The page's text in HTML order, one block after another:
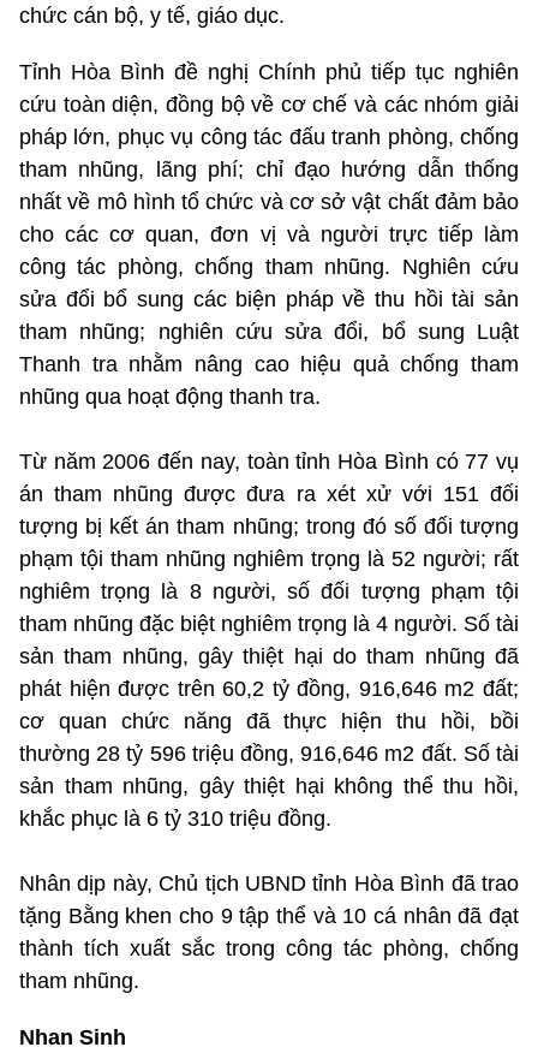
chức cán bộ, y tế, giáo dục.
Tỉnh Hòa Bình đề nghị Chính phủ tiếp tục nghiên
cứu toàn diện, đồng bộ về cơ chế và các nhóm giải
pháp lớn, phục vụ công tác đấu tranh phòng, chống
tham nhũng, lãng phí; chỉ đạo hướng dẫn thống
nhất về mô hình tổ chức và cơ sở vật chất đảm bảo
cho các cơ quan, đơn vị và người trực tiếp làm
công tác phòng, chống tham nhũng. Nghiên cứu
sửa đổi bổ sung các biện pháp về thu hồi tài sản
tham nhũng; nghiên cứu sửa đổi, bổ sung Luật
Thanh tra nhằm nâng cao hiệu quả chống tham
nhũng qua hoạt động thanh tra.
Từ năm 2006 đến nay, toàn tỉnh Hòa Bình có 77 vụ
án tham nhũng được đưa ra xét xử với 151 đối
tượng bị kết án tham nhũng; trong đó số đối tượng
phạm tội tham nhũng nghiêm trọng là 52 người; rất
nghiêm trọng là 8 người, số đối tượng phạm tội
tham nhũng đặc biệt nghiêm trọng là 4 người. Số tài
sản tham nhũng, gây thiệt hại do tham nhũng đã
phát hiện được trên 60,2 tỷ đồng, 916,646 m2 đất;
cơ quan chức năng đã thực hiện thu hồi, bồi
thường 28 tỷ 596 triệu đồng, 916,646 m2 đất. Số tài
sản tham nhũng, gây thiệt hại không thể thu hồi,
khắc phục là 6 tỷ 310 triệu đồng.
Nhân dịp này, Chủ tịch UBND tỉnh Hòa Bình đã trao
tặng Bằng khen cho 9 tập thể và 10 cá nhân đã đạt
thành tích xuất sắc trong công tác phòng, chống
tham nhũng.
Nhan Sinh